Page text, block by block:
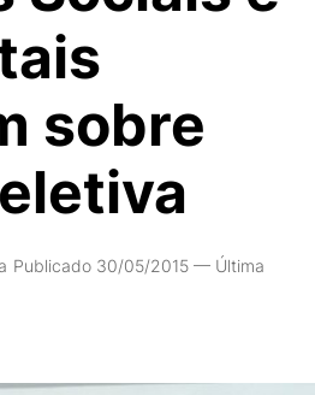
sobre
Publicado 30/05/2015 — Última